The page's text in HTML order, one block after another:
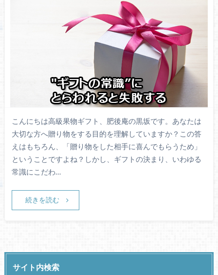
こんにちは高級果物ギフト、肥後庵の黒坂です。あなたは
大切な方へ贈り物をする目的を理解していますか？この答
えはもちろん、「贈り物をした相手に喜んでもらうため」
ということですよね？しかし、ギフトの決まり、いわゆる
常識にこだわ…
続きを読む
サイト内検索